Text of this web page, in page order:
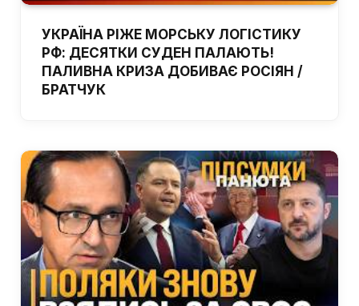
УКРАЇНА РІЖЕ МОРСЬКУ ЛОГІСТИКУ
РФ: ДЕСЯТКИ СУДЕН ПАЛАЮТЬ!
ПАЛИВНА КРИЗА ДОБИВАЄ РОСІЯН /
БРАТЧУК